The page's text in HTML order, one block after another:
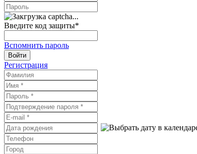
Введите код защиты*
Вспомнить пароль
Войти
Регистрация